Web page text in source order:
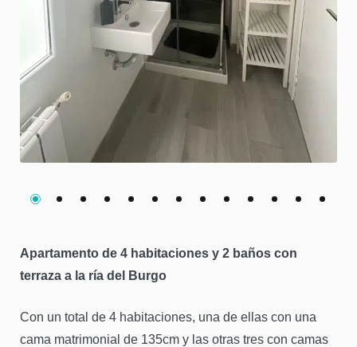
Apartamento de 4 habitaciones y 2 baños con
terraza a la ría del Burgo
Con un total de 4 habitaciones, una de ellas con una
cama matrimonial de 135cm y las otras tres con camas